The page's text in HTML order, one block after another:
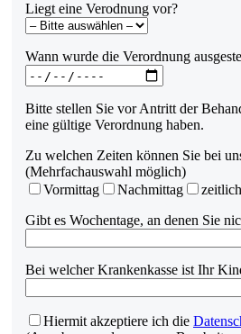
Liegt eine Verodnung vor?
Wann wurde die Verordnung
Bitte stellen Sie vor Antritt der
eine gültige Verordnung haben.
Zu welchen Zeiten können Sie bei
(Mehrfachauswahl möglich)
Vormittag
Nachmittag
Gibt es Wochentage, an denen Sie
Bei welcher Krankenkasse ist Ihr
Hiermit akzeptiere ich die